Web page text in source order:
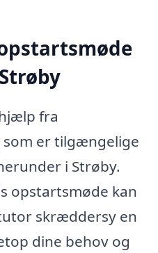
fra
er tilgængelige
i Strøby.
opstartsmøde kan
skræddersy en
dine behov og